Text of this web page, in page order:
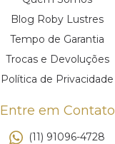
Blog Roby Lustres
Tempo de Garantia
Trocas e Devoluções
Política de Privacidade
Entre em Contato
(11) 91096-4728